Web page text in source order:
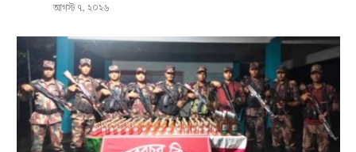
আগস্ট ৭, ২০২৬